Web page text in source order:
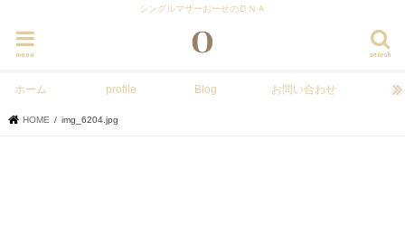
シングルマザーおーせのＤＮＡ
search
menu
ホーム profile Blog お問い合わせ
HOME img_6204.jpg